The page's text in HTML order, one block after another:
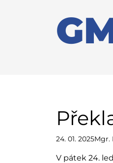
24. 01. 2025Mgr.
V pátek 24.